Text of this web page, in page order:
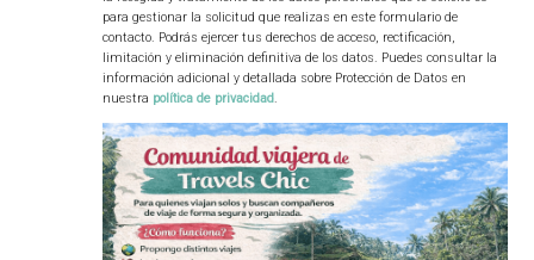
para gestionar la solicitud que realizas en este formulario de
contacto. Podrás ejercer tus derechos de acceso, rectificación,
limitación y eliminación definitiva de los datos. Puedes consultar la
información adicional y detallada sobre Protección de Datos en
nuestra política de privacidad.